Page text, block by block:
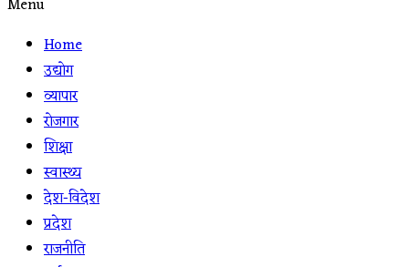
Menu
Home
उद्योग
व्यापार
रोजगार
शिक्षा
स्वास्थ्य
देश-विदेश
प्रदेश
राजनीति